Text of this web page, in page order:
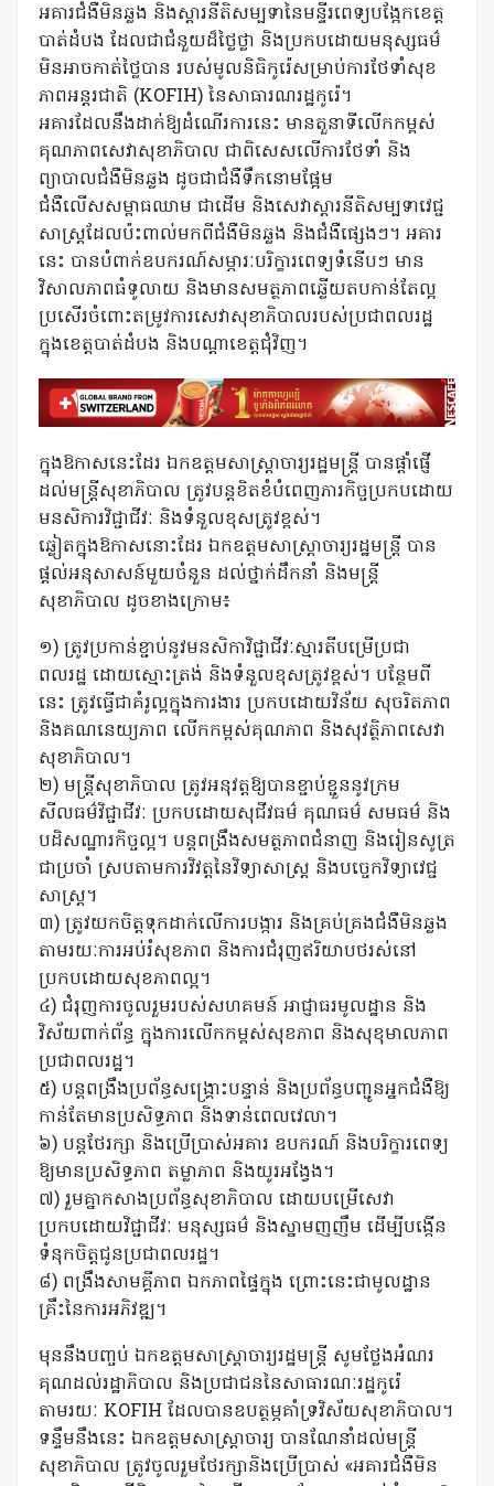
អគារជំងឺមិនឆ្លង និងស្តារនីតិសម្បទានៃមន្ទីរពេទ្យបង្អែកខេត្ត
បាត់ដំបង ដែលជាជំនួយដ៏ថ្លៃថ្លា និងប្រកបដោយមនុស្សធម៌
មិនអាចកាត់ថ្លៃបាន របស់មូលនិធិកូរ៉េសម្រាប់ការថែទាំសុខ
ភាពអន្តរជាតិ (KOFIH) នៃសាធារណរដ្ឋកូរ៉េ។
អគារដែលនឹងដាក់ឱ្យដំណើរការនេះ មានតួនាទីលើកកម្ពស់
គុណភាពសេវាសុខាភិបាល ជាពិសេសលើការថែទាំ និង
ព្យាបាលជំងឺមិនឆ្លង ដូចជាជំងឺទឹកនោមផ្អែម
ជំងឺលើសសម្ពាធឈាម ជាដើម និងសេវាស្តារនីតិសម្បទាវេជ្ជ
សាស្ត្រដែលប៉ះពាល់មកពីជំងឺមិនឆ្លង និងជំងឺផ្សេងៗ។ អគារ
នេះ បានបំពាក់ឧបករណ៍សម្ភារៈបរិក្ខារពេទ្យទំនើបៗ មាន
វិសាលភាពធំទូលាយ និងមានសមត្ថភាពឆ្លើយតបកាន់តែល្អ
ប្រសើរចំពោះតម្រូវការសេវាសុខាភិបាលរបស់ប្រជាពលរដ្ឋ
ក្នុងខេត្តបាត់ដំបង និងបណ្តាខេត្តជុំវិញ។
ក្នុងឱកាសនេះដែរ ឯកឧត្តមសាស្រ្តាចារ្យរដ្ឋមន្រ្តី បានផ្តាំផ្ញើ
ដល់មន្ត្រីសុខាភិបាល ត្រូវបន្តខិតខំបំពេញភារកិច្ចប្រកបដោយ
មនសិការវិជ្ជាជីវៈ និងទំនួលខុសត្រូវខ្ពស់។
ឆ្លៀតក្នុងឱកាសនោះដែរ ឯកឧត្តមសាស្រ្តាចារ្យរដ្ឋមន្រ្តី បាន
ផ្តល់អនុសាសន៍មួយចំនួន ដល់ថ្នាក់ដឹកនាំ និងមន្ត្រី
សុខាភិបាល ដូចខាងក្រោម៖
១) ត្រូវប្រកាន់ខ្ជាប់នូវមនសិកាវិជ្ជាជីវៈស្មារតីបម្រើប្រជា
ពលរដ្ឋ ដោយស្មោះត្រង់ និងទំនួលខុសត្រូវខ្ពស់។ បន្ថែមពី
នេះ ត្រូវធ្វើជាគំរូល្អក្នុងការងារ ប្រកបដោយវិន័យ សុចរិតភាព
និងគណនេយ្យភាព លើកកម្ពស់គុណភាព និងសុវត្ថិភាពសេវា
សុខាភិបាល។
២) មន្ត្រីសុខាភិបាល ត្រូវអនុវត្តឱ្យបានខ្ជាប់ខ្ជួននូវក្រម
សីលធម៌វិជ្ជាជីវៈ ប្រកបដោយសុជីវធម៌ គុណធម៌ សមធម៌ និង
បដិសណ្ឋារកិច្ចល្អ។ បន្តពង្រឹងសមត្ថភាពជំនាញ និងរៀនសូត្រ
ជាប្រចាំ ស្របតាមការវិវត្តនៃវិទ្យាសាស្ត្រ និងបច្ចេកវិទ្យាវេជ្ជ
សាស្ត្រ។
៣) ត្រូវយកចិត្តទុកដាក់លើការបង្ការ និងគ្រប់គ្រងជំងឺមិនឆ្លង
តាមរយៈការអប់រំសុខភាព និងការជំរុញឥរិយាបថរស់នៅ
ប្រកបដោយសុខភាពល្អ។
៤) ជំរុញការចូលរួមរបស់សហគមន៍ អាជ្ញាធរមូលដ្ឋាន និង
វិស័យពាក់ព័ន្ធ ក្នុងការលើកកម្ពស់សុខភាព និងសុខុមាលភាព
ប្រជាពលរដ្ឋ។
៥) បន្តពង្រឹងប្រព័ន្ធសង្គ្រោះបន្ទាន់ និងប្រព័ន្ធបញ្ជូនអ្នកជំងឺឱ្យ
កាន់តែមានប្រសិទ្ធភាព និងទាន់ពេលវេលា។
៦) បន្តថែរក្សា និងប្រើប្រាស់អគារ ឧបករណ៍ និងបរិក្ខារពេទ្យ
ឱ្យមានប្រសិទ្ធភាព តម្លាភាព និងយូរអង្វែង។
៧) រួមគ្នាកសាងប្រព័ន្ធសុខាភិបាល ដោយបម្រើសេវា
ប្រកបដោយវិជ្ជាជីវៈ មនុស្សធម៌ និងស្នាមញញឹម ដើម្បីបង្កើន
ទំនុកចិត្តជូនប្រជាពលរដ្ឋ។
៨) ពង្រឹងសាមគ្គីភាព ឯកភាពផ្ទៃក្នុង ព្រោះនេះជាមូលដ្ឋាន
គ្រឹះនៃការអភិវឌ្ឍ។
មុននឹងបញ្ចប់ ឯកឧត្តមសាស្រ្តាចារ្យរដ្ឋមន្រ្តី សូមថ្លែងអំណរ
គុណដល់រដ្ឋាភិបាល និងប្រជាជននៃសាធារណៈរដ្ឋកូរ៉េ
តាមរយៈ KOFIH ដែលបានឧបត្ថម្ភគាំទ្រវិស័យសុខាភិបាល។
ទន្ទឹមនឹងនេះ ឯកឧត្តមសាស្រ្តាចារ្យ បានណែនាំដល់មន្រ្តី
សុខាភិបាល ត្រូវចូលរួមថែរក្សានិងប្រើប្រាស់ «អគារជំងឺមិន